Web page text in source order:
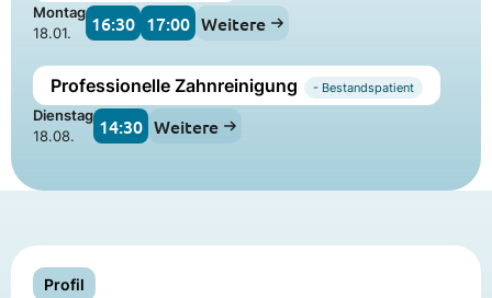
Montag
18.01.
16:30 17:00 Weitere
Professionelle Zahnreinigung - Bestandspatient
Dienstag
18.08.
14:30 Weitere
Profil